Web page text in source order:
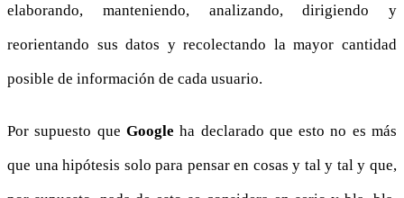
elaborando, manteniendo, analizando, dirigiendo y
reorientando sus datos y recolectando la mayor cantidad
posible de información de cada usuario.
Por supuesto que Google ha declarado que esto no es más
que una hipótesis solo para pensar en cosas y tal y tal y que,